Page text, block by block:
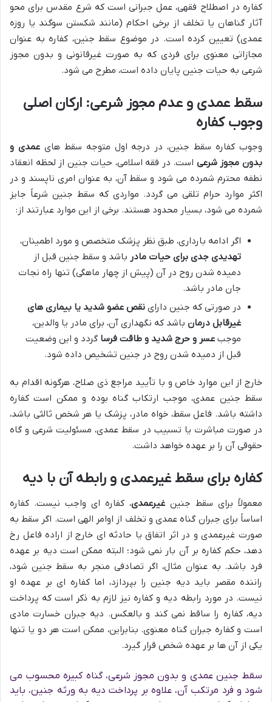
کفاره در اصطلاح فقهی، عمل جبرانی است که شرع مقدس برای محو
آثار گناهان یا تخلف از برخی احکام (مانند شکستن سوگند یا روزه
عمدی) تعیین کرده است. در موضوع سقط جنین، کفاره به عنوان
مجازاتی معنوی برای فردی که به صورت غیرقانونی و بدون مجوز
شرعی به حیات جنین پایان داده است، مطرح می شود.
سقط عمدی و عدم مجوز شرعی: ارکان اصلی
وجوب کفاره
وجوب کفاره سقط جنین، در درجه اول متوجه سقط هایعمدی و
بدون مجوز شرعی است. در فقه اسلامی، حیات جنین از لحظه انعقاد
نطفه محترم شمرده می شود و سقط آن، به عنوان امری ناپسند و در
اکثر موارد حرام تلقی می گردد. مواردی که سقط جنین شرعاً جایز
شمرده می شود، بسیار محدود هستند. برخی از این موارد عبارتند از:
اگر ادامه بارداری، طبق نظر پزشک متخصص و مورد اطمینان،
تهدیدی جدی برای حیات مادر باشد و سقط جنین قبل از
دمیده شدن روح در آن (پیش از چهار ماهگی) تنها راه نجات
جان مادر باشد.
در صورتی که جنین دارای نقص عضو شدید یا بیماری های
غیرقابل درمان باشد که نگهداری آن، برای مادر یا والدین،
موجب عسر و حرج شدید و طاقت فرسا گردد و این وضعیت
قبل از دمیده شدن روح در جنین تشخیص داده شود.
خارج از این موارد خاص و با تأیید مراجع ذی صلاح، هرگونه اقدام به
سقط جنین عمدی، موجب ارتکاب گناه بوده و ممکن است کفاره
داشته باشد. فاعل سقط، خواه مادر، پزشک یا هر شخص ثالثی باشد،
در صورت مباشرت یا تسبیب در سقط عمدی، مسئولیت شرعی و گاه
حقوقی آن را بر عهده خواهد داشت.
کفاره برای سقط غیرعمدی و رابطه آن با دیه
معمولاً برای سقط جنین غیرعمدی، کفاره ای واجب نیست. کفاره
اساساً برای جبران گناه عمدی و تخلف از اوامر الهی است. اگر سقط به
صورت غیرعمدی و در اثر اتفاق یا حادثه ای خارج از اراده فاعل رخ
دهد، حکم کفاره بر آن بار نمی شود؛ البته ممکن است دیه بر عهده
فرد باشد. به عنوان مثال، اگر تصادفی منجر به سقط جنین شود،
راننده مقصر باید دیه جنین را بپردازد، اما کفاره ای بر عهده او
نیست. در مورد رابطه دیه و کفاره نیز لازم به ذکر است که پرداخت
دیه، کفاره را ساقط نمی کند و بالعکس. دیه جبران خسارت مادی
است و کفاره جبران گناه معنوی. بنابراین، ممکن است هر دو یا تنها
یکی از آن ها بر عهده شخص قرار گیرد.
سقط جنین عمدی و بدون مجوز شرعی، گناه کبیره محسوب می
شود و فرد مرتکب آن، علاوه بر پرداخت دیه به ورثه جنین، باید